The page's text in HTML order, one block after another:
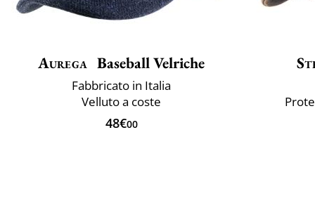
Aurega Baseball Velriche
Fabbricato in Italia
Velluto a coste
48€00